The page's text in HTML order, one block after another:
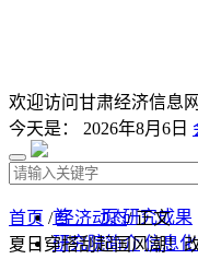
欢迎访问甘肃经济信息网
今天是： 2026年8月6日
首 页 研究成果
研究院简介 信息
首页 /经济动态/ 正文
夏日穿搭刮起国风潮！